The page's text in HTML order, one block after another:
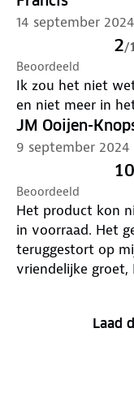
14 september 2024
2/
Beoordeeld
Ik zou het niet
en niet meer in
JM Ooijen-
9 september 2024
10
Beoordeeld
Het product kon
in voorraad. Het
teruggestort op
Laad